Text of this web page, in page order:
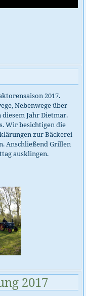
2017.
Nebenwege über
Jahr Dietmar.
Wir besichtigen die
zur Bäckerei
Anschließend Grillen
ausklingen.
2017